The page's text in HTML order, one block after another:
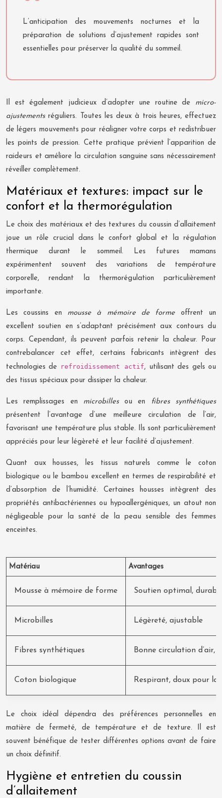
L’anticipation des mouvements nocturnes et la
préparation de solutions d’ajustement rapides sont
essentielles pour préserver la qualité du sommeil.
Il est également judicieux d’adopter une routine de micro-
ajustementsréguliers. Toutes les deux à trois heures, effectuez
de légers mouvements pour réaligner votre corps et redistribuer
les points de pression. Cette pratique prévient l’apparition de
raideurs et améliore la circulation sanguine sans nécessairement
réveiller complètement.
Matériaux et textures: impact sur le
confort et la thermorégulation
Le choix des matériaux et des textures du coussin d’allaitement
joue un rôle crucial dans le confort global et la régulation
thermique durant le sommeil. Les futures mamans
expérimentent souvent des variations de température
corporelle, rendant la thermorégulation particulièrement
importante.
Les coussins en mousse à mémoire de forme offrent un
excellent soutien en s’adaptant précisément aux contours du
corps. Cependant, ils peuvent parfois retenir la chaleur. Pour
contrebalancer cet effet, certains fabricants intègrent des
technologies de refroidissement actif, utilisant des gels ou
des tissus spéciaux pour dissiper la chaleur.
Les remplissages en microbillesou en fibres synthétiques
présentent l’avantage d’une meilleure circulation de l’air,
favorisant une température plus stable. Ils sont particulièrement
appréciés pour leur légèreté et leur facilité d’ajustement.
Quant aux housses, les tissus naturels comme le coton
biologique ou le bambou excellent en termes de respirabilité et
d’absorption de l’humidité. Certaines housses intègrent des
propriétés antibactériennes ou hypoallergéniques, un atout non
négligeable pour la santé de la peau sensible des femmes
enceintes.
Matériau Avantages
Mousse à mémoire de forme Soutien optimal,
Microbilles Légèreté, ajustable
Fibres synthétiques Bonne circulation d’air,
Coton biologique Respirant, doux pour la
Le choix idéal dépendra des préférences personnelles en
matière de fermeté, de température et de texture. Il est
souvent bénéfique de tester différentes options avant de faire
un choix définitif.
Hygiène et entretien du coussin
d’allaitement